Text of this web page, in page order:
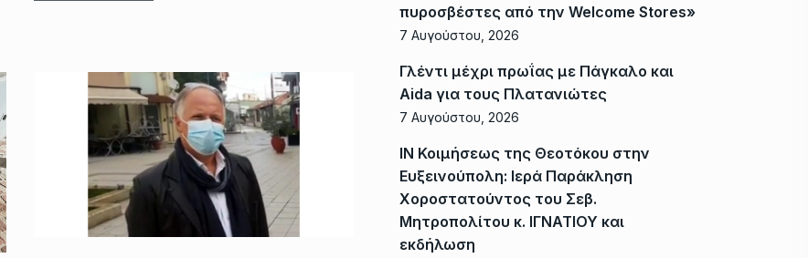
πυροσβέστες από την Welcome Stores»
7 Αυγούστου, 2026
Γλέντι μέχρι πρωΐας με Πάγκαλο και
Aida για τους Πλατανιώτες
7 Αυγούστου, 2026
ΙΝ Κοιμήσεως της Θεοτόκου στην
Ευξεινούπολη: Ιερά Παράκληση
Χοροστατούντος του Σεβ.
Μητροπολίτου κ. ΙΓΝΑΤΙΟΥ και
εκδήλωση